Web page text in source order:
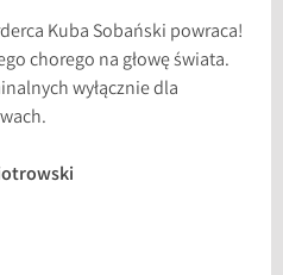
Kuba Sobański powraca!
chorego na głowę świata.
wyłącznie dla